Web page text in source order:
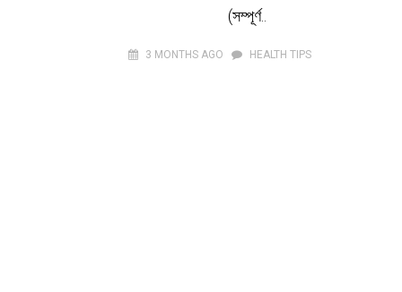
(সম্পূর্ণ..
3 MONTHS AGO HEALTH TIPS